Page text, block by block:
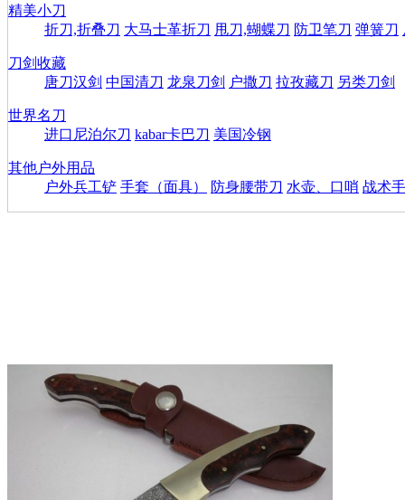
精美小刀
折刀,折叠刀 大马士革折刀 甩刀,蝴蝶刀 防卫笔刀 弹簧刀
刀剑收藏
唐刀汉剑 中国清刀 龙泉刀剑 户撒刀 拉孜藏刀 另类刀剑
世界名刀
进口尼泊尔刀 kabar卡巴刀 美国冷钢
其他户外用品
户外兵工铲 手套（面具） 防身腰带刀 水壶、口哨 战术